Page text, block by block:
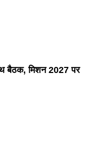
बैठक, मिशन 2027 पर